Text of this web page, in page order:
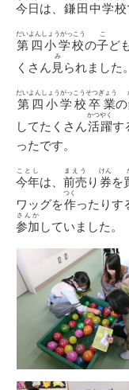
ー
今日は、 鎌田中学校
第四小学校
だいよんしょうがっこう
の子
こ
ど
くさん 見
み
られました。
第四小学校卒業
だいよんしょうがっこうそつぎょう
の
してたくさん活躍
かつやく
す
ったです。
今年
ことし
は、 前売
まえう
り 券
けん
を
ワッグを作
つく
ったりす
参加
さんか
していました。